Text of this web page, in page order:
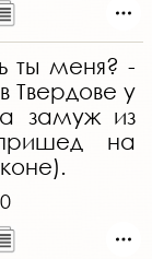
ты меня? -
Твердове у
замуж из
на
0